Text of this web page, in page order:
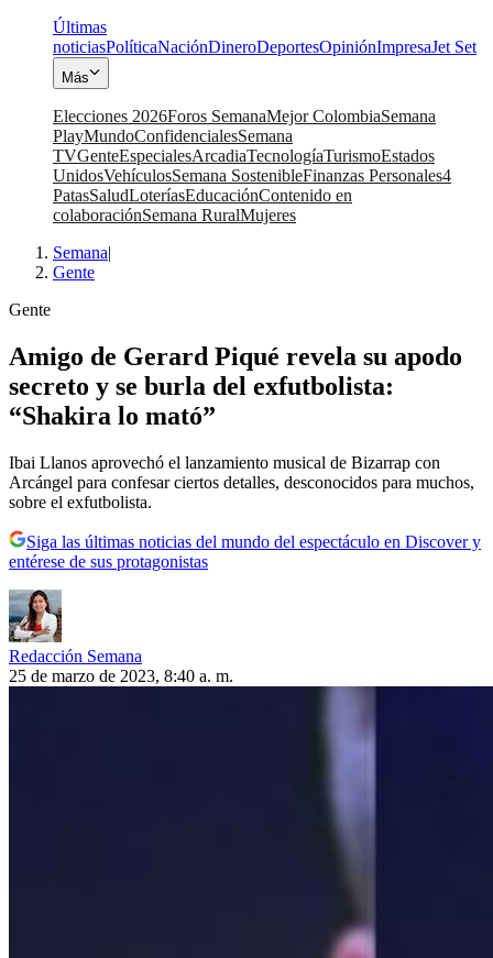
Últimas
noticiasPolíticaNaciónDineroDeportesOpiniónImpresaJet Set
Más
Elecciones 2026Foros SemanaMejor ColombiaSemana
PlayMundoConfidencialesSemana
TVGenteEspecialesArcadiaTecnologíaTurismoEstados
UnidosVehículosSemana SostenibleFinanzas Personales4
PatasSaludLoteríasEducaciónContenido en
colaboraciónSemana RuralMujeres
Semana|
Gente
Gente
Amigo de Gerard Piqué revela su apodo
secreto y se burla del exfutbolista:
“Shakira lo mató”
Ibai Llanos aprovechó el lanzamiento musical de Bizarrap con
Arcángel para confesar ciertos detalles, desconocidos para muchos,
sobre el exfutbolista.
Siga las últimas noticias del mundo del espectáculo en Discover y
entérese de sus protagonistas
Redacción Semana
25 de marzo de 2023, 8:40 a. m.